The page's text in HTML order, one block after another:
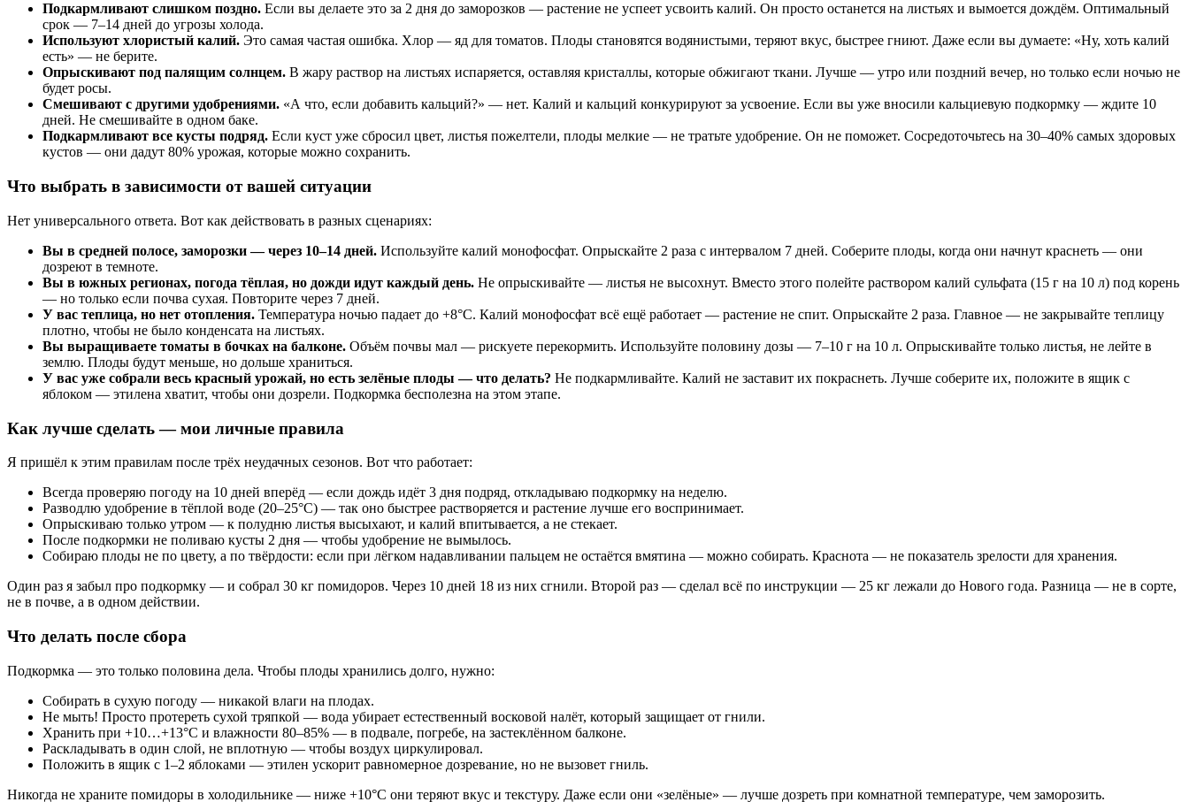
Подкармливают слишком поздно. Если вы делаете это за 2 дня до заморозков — растение не успеет усвоить калий. Он просто останется на листьях и вымоется дождём. Оптимальный
срок — 7–14 дней до угрозы холода.
Используют хлористый калий. Это самая частая ошибка. Хлор — яд для томатов. Плоды становятся водянистыми, теряют вкус, быстрее гниют. Даже если вы думаете: «Ну, хоть калий
есть» — не берите.
Опрыскивают под палящим солнцем. В жару раствор на листьях испаряется, оставляя кристаллы, которые обжигают ткани. Лучше — утро или поздний вечер, но только если ночью не
будет росы.
Смешивают с другими удобрениями. «А что, если добавить кальций?» — нет. Калий и кальций конкурируют за усвоение. Если вы уже вносили кальциевую подкормку — ждите 10
дней. Не смешивайте в одном баке.
Подкармливают все кусты подряд. Если куст уже сбросил цвет, листья пожелтели, плоды мелкие — не тратьте удобрение. Он не поможет. Сосредоточьтесь на 30–40% самых здоровых
кустов — они дадут 80% урожая, которые можно сохранить.
Что выбрать в зависимости от вашей ситуации
Нет универсального ответа. Вот как действовать в разных сценариях:
Вы в средней полосе, заморозки — через 10–14 дней. Используйте калий монофосфат. Опрыскайте 2 раза с интервалом 7 дней. Соберите плоды, когда они начнут краснеть — они
дозреют в темноте.
Вы в южных регионах, погода тёплая, но дожди идут каждый день. Не опрыскивайте — листья не высохнут. Вместо этого полейте раствором калий сульфата (15 г на 10 л) под корень
— но только если почва сухая. Повторите через 7 дней.
У вас теплица, но нет отопления. Температура ночью падает до +8°C. Калий монофосфат всё ещё работает — растение не спит. Опрыскайте 2 раза. Главное — не закрывайте теплицу
плотно, чтобы не было конденсата на листьях.
Вы выращиваете томаты в бочках на балконе. Объём почвы мал — рискуете перекормить. Используйте половину дозы — 7–10 г на 10 л. Опрыскивайте только листья, не лейте в
землю. Плоды будут меньше, но дольше храниться.
У вас уже собрали весь красный урожай, но есть зелёные плоды — что делать? Не подкармливайте. Калий не заставит их покраснеть. Лучше соберите их, положите в ящик с
яблоком — этилена хватит, чтобы они дозрели. Подкормка бесполезна на этом этапе.
Как лучше сделать — мои личные правила
Я пришёл к этим правилам после трёх неудачных сезонов. Вот что работает:
Всегда проверяю погоду на 10 дней вперёд — если дождь идёт 3 дня подряд, откладываю подкормку на неделю.
Разводлю удобрение в тёплой воде (20–25°C) — так оно быстрее растворяется и растение лучше его воспринимает.
Опрыскиваю только утром — к полудню листья высыхают, и калий впитывается, а не стекает.
После подкормки не поливаю кусты 2 дня — чтобы удобрение не вымылось.
Собираю плоды не по цвету, а по твёрдости: если при лёгком надавливании пальцем не остаётся вмятина — можно собирать. Краснота — не показатель зрелости для хранения.
Один раз я забыл про подкормку — и собрал 30 кг помидоров. Через 10 дней 18 из них сгнили. Второй раз — сделал всё по инструкции — 25 кг лежали до Нового года. Разница — не в сорте,
не в почве, а в одном действии.
Что делать после сбора
Подкормка — это только половина дела. Чтобы плоды хранились долго, нужно:
Собирать в сухую погоду — никакой влаги на плодах.
Не мыть! Просто протереть сухой тряпкой — вода убирает естественный восковой налёт, который защищает от гнили.
Хранить при +10…+13°C и влажности 80–85% — в подвале, погребе, на застеклённом балконе.
Раскладывать в один слой, не вплотную — чтобы воздух циркулировал.
Положить в ящик с 1–2 яблоками — этилен ускорит равномерное дозревание, но не вызовет гниль.
Никогда не храните помидоры в холодильнике — ниже +10°C они теряют вкус и текстуру. Даже если они «зелёные» — лучше дозреть при комнатной температуре, чем заморозить.